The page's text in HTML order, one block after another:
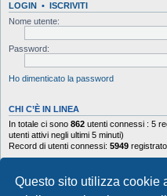
Questo sito utilizza cookie
LOGIN • ISCRIVITI
Nome utente:
Password:
Ho dimenticato la password
CHI C’È IN LINEA
In totale ci sono 862 utenti connessi : 5
utenti attivi negli ultimi 5 minuti)
Record di utenti connessi: 5949
Totale messaggi103644• Totale